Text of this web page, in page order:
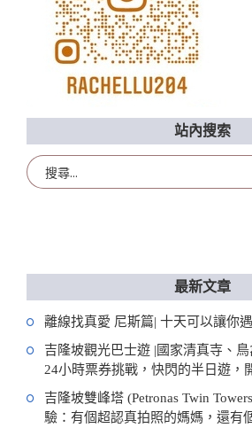
站內搜索
最新文章
離線找真愛 尼斯篇| 十天可以讓你
吉隆坡觀光巴士遊 |國家清真寺、鳥
24小時票券挑戰，快閃的半日遊，
吉隆坡雙峰塔 (Petronas Twin
驗：有個超認真拍照的媽媽，還有